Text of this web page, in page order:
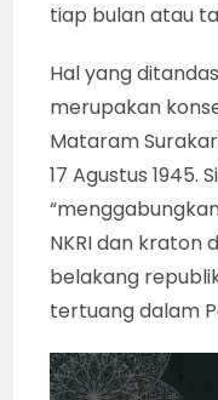
tiap bulan atau
Hal yang
merupakan
Mataram
17 Agustus 1945.
NKRI dan kraton
belakang
tertuang dalam